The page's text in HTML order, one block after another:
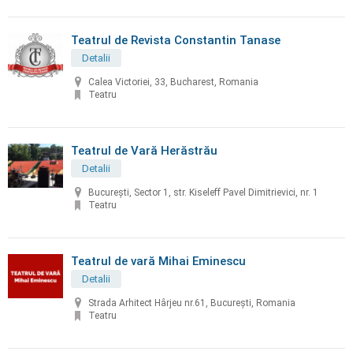
Teatrul de Revista Constantin Tanase
Detalii
Calea Victoriei, 33, Bucharest, Romania
Teatru
Teatrul de Vară Herăstrău
Detalii
Bucureşti, Sector 1, str. Kiseleff Pavel Dimitrievici, nr. 1
Teatru
Teatrul de vară Mihai Eminescu
Detalii
Strada Arhitect Hârjeu nr.61, Bucureşti, Romania
Teatru